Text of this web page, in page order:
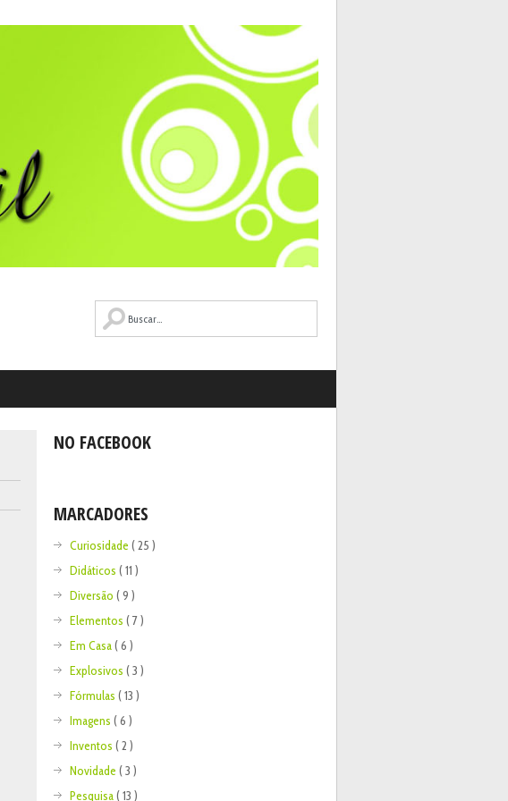
NO FACEBOOK
MARCADORES
Curiosidade ( 25 )
Didáticos ( 11 )
Diversão ( 9 )
Elementos ( 7 )
Em Casa( 6 )
Explosivos ( 3 )
Fórmulas ( 13 )
Imagens ( 6 )
Inventos ( 2 )
Novidade ( 3 )
Pesquisa( 13 )